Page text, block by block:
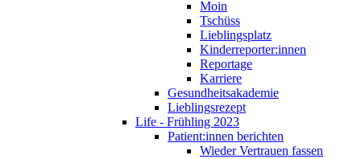
Moin
Tschüss
Lieblingsplatz
Kinderreporter:innen
Reportage
Karriere
Gesundheitsakademie
Lieblingsrezept
Life - Frühling 2023
Patient:innen berichten
Wieder Vertrauen fassen